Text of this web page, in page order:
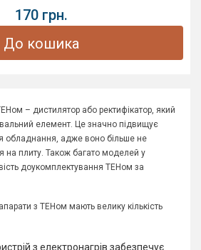
170 грн.
До кошика
– дистилятор або ректифікатор, який
елемент. Це значно підвищує
обладнання, адже воно більше не
на плиту. Також багато моделей у
доукомплектування ТЕНом за
з ТЕНом мають велику кількість
з електронагрів забезпечує